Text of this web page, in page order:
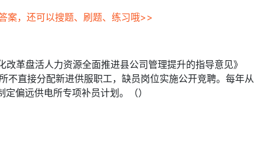
案，还可以搜题、刷题、练习哦>>
革盘活人力资源全面推进县公司管理提升的指导意见》
不直接分配新进供服职工，缺员岗位实施公开竞聘。每年从
偏远供电所专项补员计划。（）